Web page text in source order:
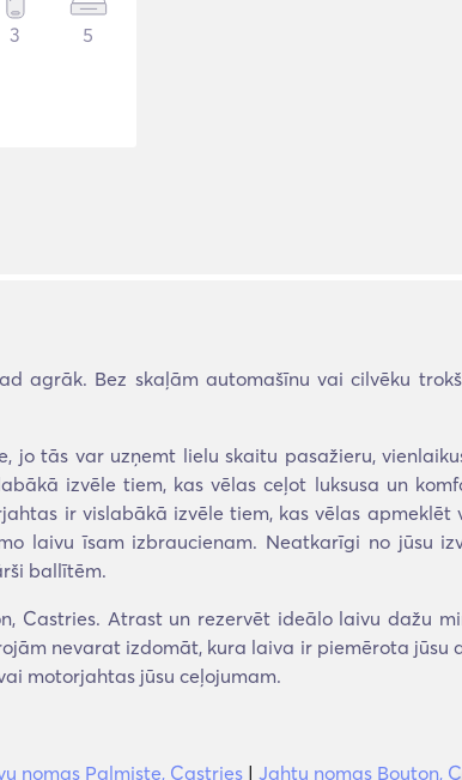
3 5
agrāk. Bez skaļām automašīnu vai cilvēku
jo tās var uzņemt lielu skaitu pasažieru,
izvēle tiem, kas vēlas ceļot luksusa un
ir vislabākā izvēle tiem, kas vēlas apmeklēt
laivu īsam izbraucienam. Neatkarīgi no jūsu
ballītēm.
Castries. Atrast un rezervēt ideālo laivu dažu
nevarat izdomāt, kura laiva ir piemērota jūsu
motorjahtas jūsu ceļojumam.
nomas Palmiste, Castries | Jahtu nomas Bouton,